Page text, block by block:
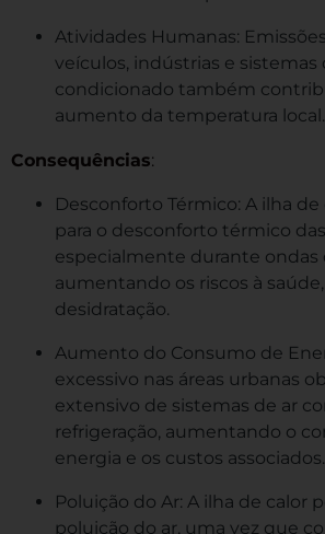
Atividades Humanas:
veículos, indústrias e sistemas
condicionado também
aumento da temperatura local.
Consequências:
Desconforto Térmico: A ilha
para o desconforto térmico
especialmente durante ondas
aumentando os riscos à
desidratação.
Aumento do Consumo de
excessivo nas áreas urbanas
extensivo de sistemas de ar
refrigeração, aumentando o
energia e os custos associados.
Poluição do Ar: A ilha de calor
poluição do ar, uma vez que